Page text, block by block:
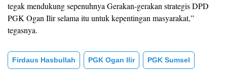
tegak mendukung sepenuhnya Gerakan-gerakan strategis DPD
PGK Ogan Ilir selama itu untuk kepentingan masyarakat,”
tegasnya.
Firdaus Hasbullah PGK Ogan Ilir PGK Sumsel